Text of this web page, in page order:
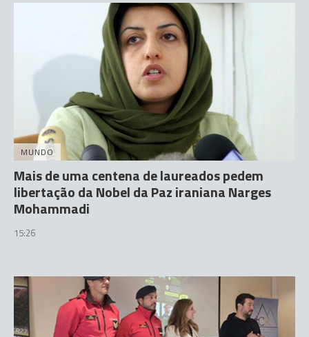
MUNDO
Mais de uma centena de laureados pedem
libertação da Nobel da Paz iraniana Narges
Mohammadi
15:26